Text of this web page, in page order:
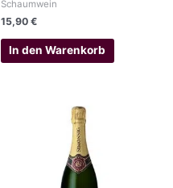
Schaumwein
15,90 €
In den Warenkorb